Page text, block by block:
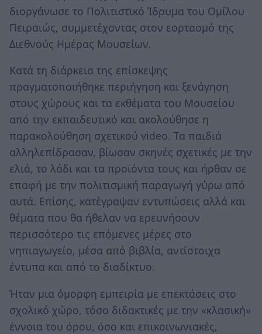
διοργάνωσε το Πολιτιστικό Ίδρυμα του Ομίλου
Πειραιώς, συμμετέχοντας στον εορτασμό της
Διεθνούς Ημέρας Μουσείων.
Κατά τη διάρκεια της επίσκεψης
πραγματοποιήθηκε περιήγηση και ξενάγηση
στους χώρους και τα εκθέματα του Μουσείου
από την εκπαιδευτικό και ακολούθησε η
παρακολούθηση σχετικού video. Τα παιδιά
αλληλεπίδρασαν, βίωσαν σκηνές σχετικές με την
ελιά, το λάδι και τα προϊόντα τους και ήρθαν σε
επαφή με την πολιτισμική παραγωγή γύρω από
αυτά. Επίσης, κατέγραψαν εντυπώσεις αλλά και
θέματα που θα ήθελαν να ερευνήσουν
περισσότερο τις επόμενες μέρες στο
νηπιαγωγείο, μέσα από βιβλία, αντίστοιχα
έντυπα και από το διαδίκτυο.
Ήταν μια όμορφη εμπειρία με επεκτάσεις στο
σχολικό χώρο, τόσο διδακτικές με την «κλασική»
έννοια του όρου, όσο και επικοινωνιακές,